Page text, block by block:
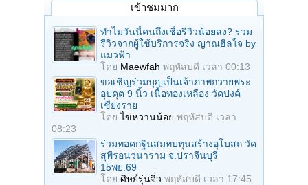
เข้าชมมาก
ทำไมวันนี้คนถึงเชื่อรีวิวน้อยลง? รวม
รีวิวจากผู้ใช้บริการจริง ญาณฮีลใจ by
แมวฟ้า
โดย Maewfah พฤหัสบดี เวลา 00:13
ขอเชิญร่วมบุญเป็นเจ้าภาพถวายพระ
อุปคุต 9 นิ้ว เนื้อทองเหลือง วัดปงค์
เชียงราย
โดยไข่หวานน้อย พฤหัสบดี เวลา
08:23
ร่วมทอดกฐินสมทบทุนสร้างอุโบสถ วัด
สุพีรอนวนาราม จ.ปราจีนบุรี
15พย.69
โดย ศิษย์รุ่นจิ๋ว พฤหัสบดี เวลา 17:45